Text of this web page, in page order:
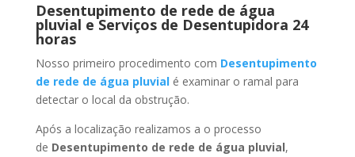
Desentupimento de rede de água
pluvial e Serviços de Desentupidora 24
horas
Nosso primeiro procedimento com Desentupimento
de rede de água pluvialé examinar o ramal para
detectar o local da obstrução.
Após a localização realizamos a o processo
de Desentupimento de rede de água pluvial,